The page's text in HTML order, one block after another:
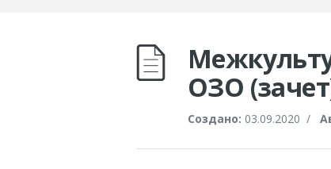
ОЗО
Создано: 03.09.2020 /